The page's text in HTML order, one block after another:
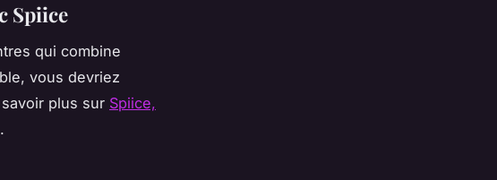
Spiice
qui combine
vous devriez
plus sur Spiice,
.